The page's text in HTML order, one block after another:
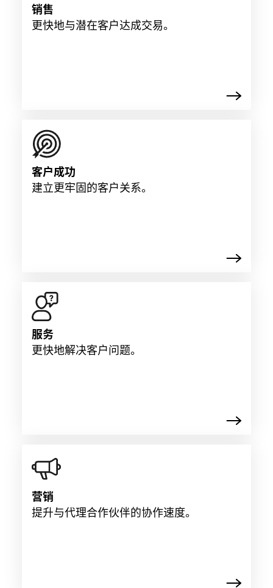
销售
更快地与潜在客户达成交易。
客户成功
建立更牢固的客户关系。
服务
更快地解决客户问题。
营销
提升与代理合作伙伴的协作速度。